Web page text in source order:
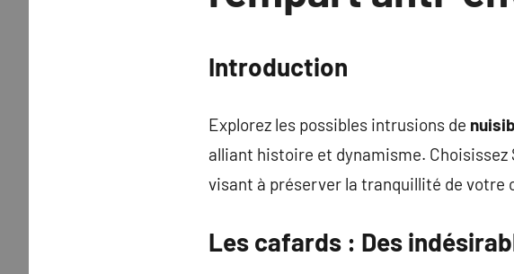
Introduction
Explorez les possibles intrusions de
alliant histoire et dynamisme.
visant à préserver la tranquillité de votre
Les cafards : Des